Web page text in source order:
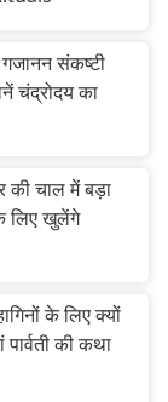
संकष्टी
चंद्रोदय का
चाल में बड़ा
लिए खुलेंगे
के लिए क्यों
की कथा